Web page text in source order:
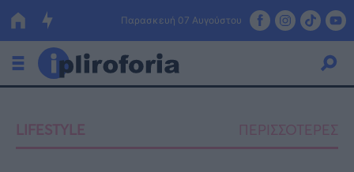
Παρασκευή 07 Αυγούστου
Οικονομία
LIFESTYLE ΠΕΡΙΣΣΟΤΕΡΕΣ